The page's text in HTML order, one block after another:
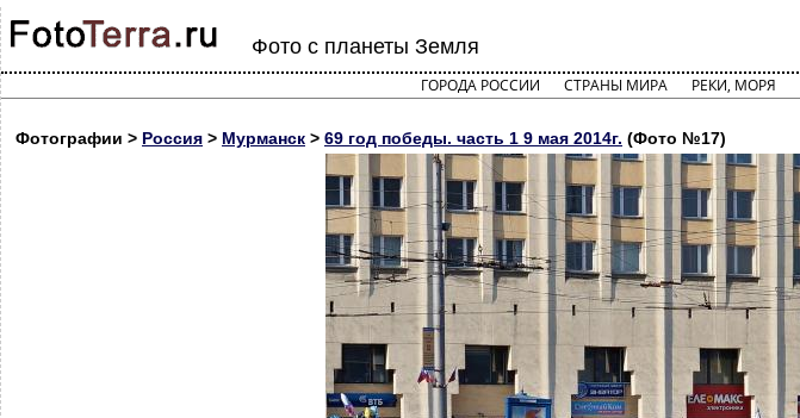
Фото с планеты Земля
ГОРОДА РОССИИ СТРАНЫ МИРА РЕКИ, МОРЯ
Фотографии > Россия > Мурманск > 69 год победы. часть 1 9 мая 2014г. (Фото №17)